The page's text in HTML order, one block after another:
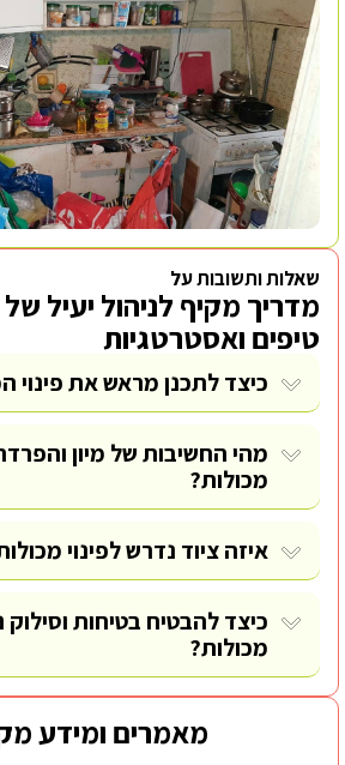
שאלות ותשובות על
מדריך מקיף לניהול יעיל של
טיפים ואסטרטגיות
כיצד לתכנן מראש את פינוי
מהי החשיבות של מיון
מכולות?
איזה ציוד נדרש לפינוי
כיצד להבטיח בטיחות וסילוק
מכולות?
מאמרים ומידע